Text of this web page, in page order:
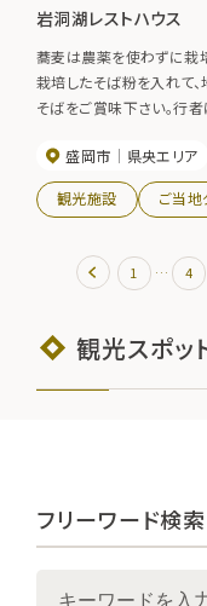
岩洞湖レストハウス
蕎麦は農薬を使わずに栽
栽培したそば粉を入れて
そばをご賞味下さい。行
盛岡市 県央エリア
観光施設 ご当地
1 … 4
観光スポッ
フリーワード検索